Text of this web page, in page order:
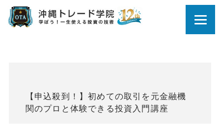
【申込殺到！】初めての取引を元金融機
関のプロと体験できる投資入門講座